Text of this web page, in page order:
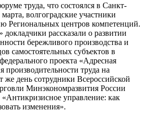
труда, что состоялся в Санкт-
волгоградские участники
Региональных центров компетенций.
рассказали о развитии
бережливого производства и
самостоятельных субъектов в
проекта «Адресная
труда на
же день сотрудники Всероссийской
Минэкономразвития России
управление: как
изменения».